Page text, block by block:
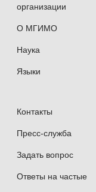
организации
О МГИМО
Наука
Языки
Контакты
Пресс-служба
Задать вопрос
Ответы на частые